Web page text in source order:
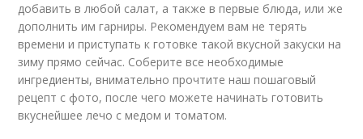
добавить в любой салат, а также в первые блюда, или же
дополнить им гарниры. Рекомендуем вам не терять
времени и приступать к готовке такой вкусной закуски на
зиму прямо сейчас. Соберите все необходимые
ингредиенты, внимательно прочтите наш пошаговый
рецепт с фото, после чего можете начинать готовить
вкуснейшее лечо с медом и томатом.